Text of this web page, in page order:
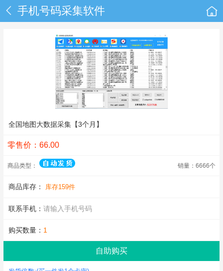
手机号码采集软件
全国地图大数据采集【3个月】
零售价：66.00
商品类型： 销量：6666个
商品库存： 库存159件
联系手机：
购买数量：